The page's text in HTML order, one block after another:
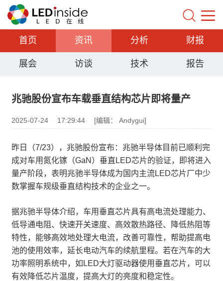
首页 资讯 分析 财报
展会 访谈 技术 报告
兆驰股份宣布车载垂直结构芯片即将量产
2025-07-24 17:29:44 [编辑： Andygui]
昨日（7/23），兆驰股份宣布：兆驰半导体目前已顺利完
成对车用氮化镓（GaN）垂直LED芯片的验证，即将进入
量产阶段，表明兆驰半导体成为国内主流LED芯片厂中少
数掌握车规级垂直结构技术的企业之一。
据兆驰半导体介绍，车用垂直芯片具有高电流处理能力、
低导通电阻、快速开关速度、高效散热路径、降低热阻等
特性，能够高效地处理大电流，改善可靠性，帮助提高电
池的使用效率，延长电动汽车的续航里程。若在汽车的大
功率照明系统中，如LED大灯驱动器使用垂直芯片，可以
有效降低芯片温度，提高大灯的亮度和稳定性。